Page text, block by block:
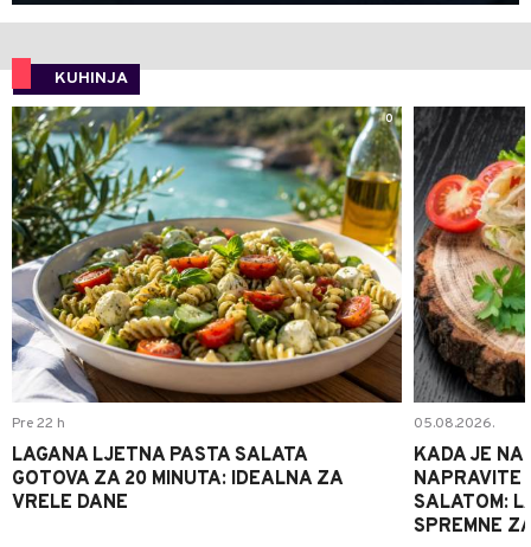
KUHINJA
0
Pre 22 h
LAGANA LJETNA PASTA SALATA
GOTOVA ZA 20 MINUTA: IDEALNA ZA
VRELE DANE
05.08.2026.
KADA JE
NAPRAVITE
SALATOM:
SPREMNE